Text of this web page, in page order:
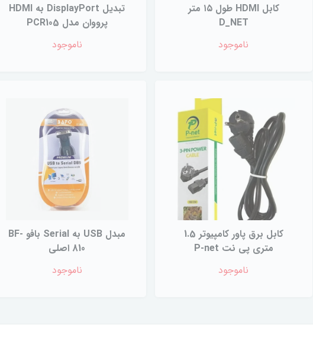
کابل HDMI طول ۱۵ متر
D_NET
ناموجود
تبدیل DisplayPort به HDMI
پرووان مدل PCR105
ناموجود
کابل برق پاور کامپیوتر 1.5
متری پی نت P-net
ناموجود
مبدل USB به Serial بافو BF-
810 اصلی
ناموجود